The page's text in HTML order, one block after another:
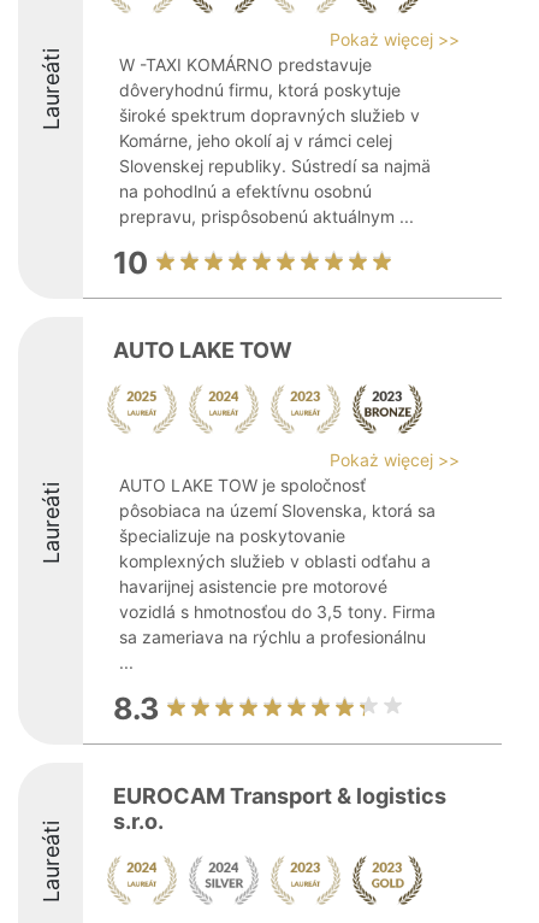
Laureáti
Pokaż więcej >>
W -TAXI KOMÁRNO predstavuje
dôveryhodnú firmu, ktorá poskytuje
široké spektrum dopravných služieb v
Komárne, jeho okolí aj v rámci celej
Slovenskej republiky. Sústredí sa najmä
na pohodlnú a efektívnu osobnú
prepravu, prispôsobenú aktuálnym ...
10
Laureáti
AUTO LAKE TOW
Pokaż więcej >>
AUTO LAKE TOW je spoločnosť
pôsobiaca na území Slovenska, ktorá sa
špecializuje na poskytovanie
komplexných služieb v oblasti odťahu a
havarijnej asistencie pre motorové
vozidlá s hmotnosťou do 3,5 tony. Firma
sa zameriava na rýchlu a profesionálnu
...
8.3
Laureáti
EUROCAM Transport & logistics
s.r.o.